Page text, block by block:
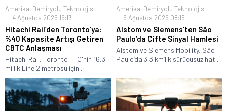
Amerika, Demiryolu Teknolojisi
4 Ağustos 2026 16:13
Hitachi Rail’den Toronto’ya:
%40 Kapasite Artışı Getiren
CBTC Anlaşması
Hitachi Rail, Toronto TTC'nin 16,3
millik Line 2 metrosu için...
Amerika, Demiryolu Teknolojisi
6 Ağustos 2026 08:15
Alstom ve Siemens’ten São
Paulo’da Çifte Sinyal Hamlesi
Alstom ve Siemens Mobility, São
Paulo’da 3,3 km’lik sürücüsüz hat...